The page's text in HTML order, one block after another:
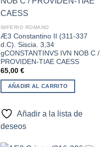
IMPERIO ROMANO
Æ3 Constantino II (311-337
d.C). Siscia. 3,34
gCONSTANTINVS IVN NOB C /
PROVIDEN-TIAE CAESS
65,00 €
AÑADIR AL CARRITO
Añadir a la lista de
deseos